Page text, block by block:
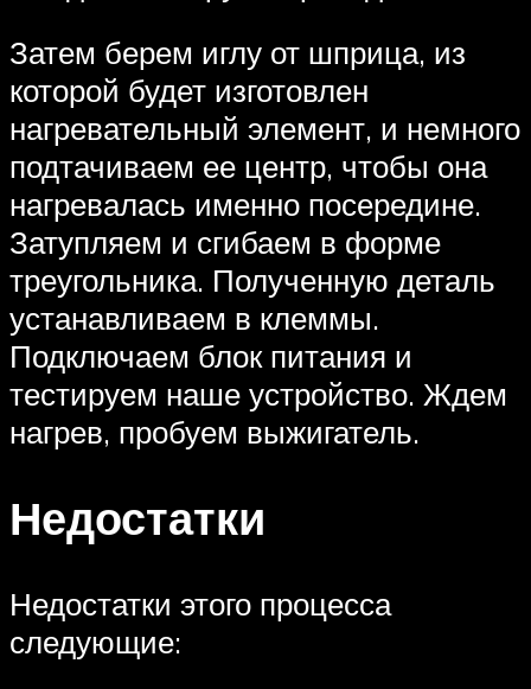
Затем берем иглу от шприца, из
которой будет изготовлен
нагревательный элемент, и немного
подтачиваем ее центр, чтобы она
нагревалась именно посередине.
Затупляем и сгибаем в форме
треугольника. Полученную деталь
устанавливаем в клеммы.
Подключаем блок питания и
тестируем наше устройство. Ждем
нагрев, пробуем выжигатель.
Недостатки
Недостатки этого процесса
следующие: